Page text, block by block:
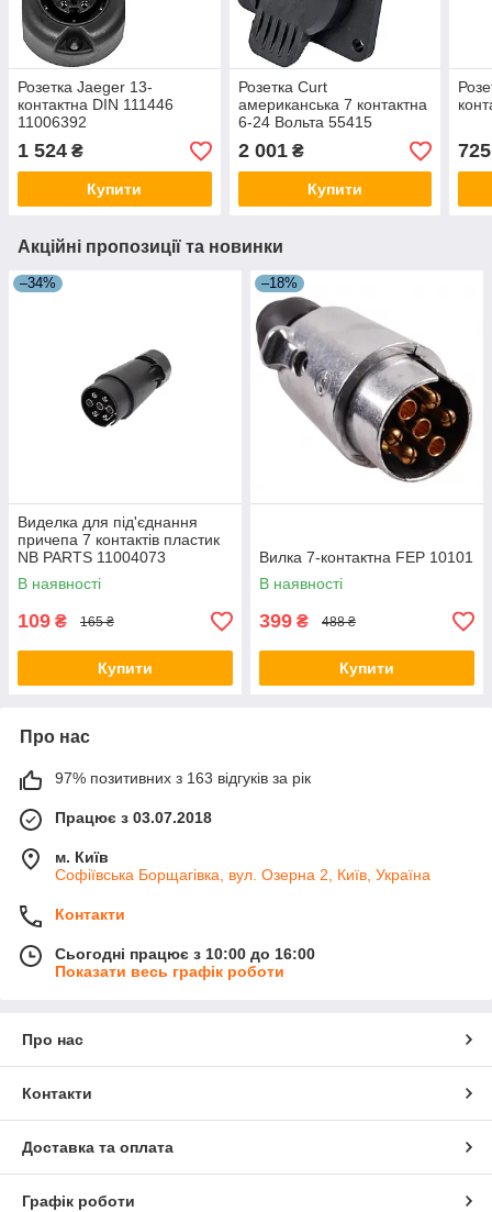
Розетка Jaeger 13-
контактна DIN 111446
11006392
1 524 ₴
Купити
Розетка Curt
американська 7 контактна
6-24 Вольта 55415
2 001₴
Купити
725
Акційні пропозиції та новинки
–34%
Виделка для під'єднання
причепа 7 контактів пластик
NB PARTS 11004073
В наявності
109 ₴ 165 ₴
Купити
–18%
Вилка 7-контактна FEP 10101
В наявності
399 ₴ 488 ₴
Купити
Про нас
97% позитивних з 163 відгуків за рік
Працює з 03.07.2018
м. Київ
Софіївська Борщагівка, вул. Озерна 2, Київ, Україна
Контакти
Сьогодні працює з 10:00 до 16:00
Показати весь графік роботи
Про нас
Контакти
Доставка та оплата
Графік роботи